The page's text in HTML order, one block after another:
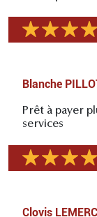
Blanche
Prêt à payer
services
Clovis